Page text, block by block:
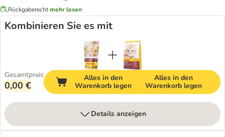
Rückgaberechtmehr lesen
Kombinieren Sie es mit
Gesamtpreis
0,00 €
Alles in den
Warenkorb legen
Alles in den
Warenkorb legen
Details anzeigen